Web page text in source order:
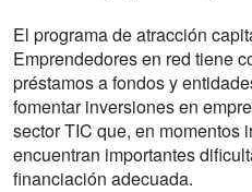
El programa de atracción
Emprendedores en red tiene
préstamos a fondos y
fomentar inversiones en
sector TIC que, en momentos
encuentran importantes
financiación adecuada.